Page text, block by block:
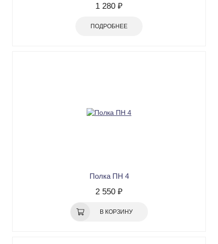
1 280 ₽
ПОДРОБНЕЕ
Полка ПН 4
2 550 ₽
В КОРЗИНУ